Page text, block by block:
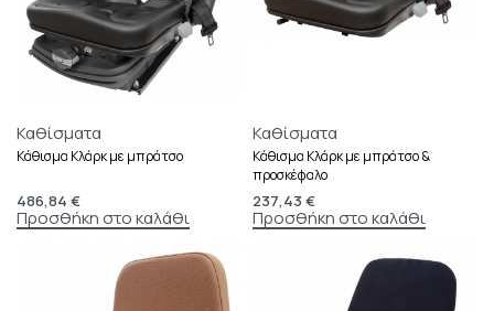
Καθίσματα
Κάθισμα Κλάρκ με μπράτσο
486,84 €
Προσθήκη στο καλάθι
Καθίσματα
Κάθισμα Κλάρκ με μπράτσο &
προσκέφαλο
237,43 €
Προσθήκη στο καλάθι